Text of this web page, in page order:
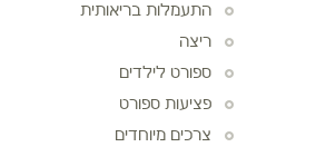
התעמלות בריאותית
ריצה
ספורט לילדים
פציעות ספורט
צרכים מיוחדים